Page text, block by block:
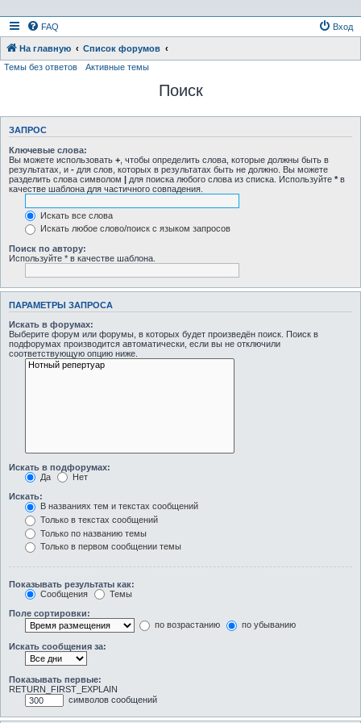
FAQ Вход
На главную
Список форумов
Темы без ответов
Активные темы
Поиск
ЗАПРОС
Ключевые слова:
Вы можете использовать + , чтобы определить слова, которые должны быть в
результатах, и - для слов, которых в результатах быть не должно. Вы можете
разделить слова символом | для поиска любого слова из списка. Используйте * в
качестве шаблона для частичного совпадения.
Искать все слова
Искать любое слово/поиск с языком запросов
Поиск по автору:
Используйте * в качестве шаблона.
ПАРАМЕТРЫ ЗАПРОСА
Искать в форумах:
Выберите форум или форумы, в которых будет произведён поиск. Поиск в
подфорумах производится автоматически, если вы не отключили
соответствующую опцию ниже.
Искать в подфорумах:
Да
Нет
Искать:
В названиях тем и текстах сообщений
Только в текстах сообщений
Только по названию темы
Только в первом сообщении темы
Показывать результаты как:
Сообщения
Темы
Поле сортировки:
по возрастанию
по убыванию
Искать сообщения за:
Показывать первые:
RETURN_FIRST_EXPLAIN
символов сообщений